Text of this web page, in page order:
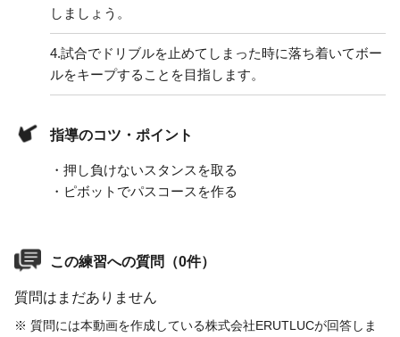
しましょう。
4.試合でドリブルを止めてしまった時に落ち着いてボー
ルをキープすることを目指します。
指導のコツ・ポイント
・押し負けないスタンスを取る
・ピボットでパスコースを作る
この練習への質問（0件）
質問はまだありません
※ 質問には本動画を作成している株式会社ERUTLUCが回答しま